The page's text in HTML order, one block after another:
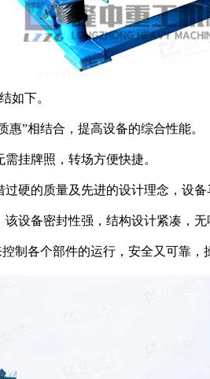
如下。
”相结合，提高设备的综合性能。
挂牌照，转场方便快捷。
硬的质量及先进的设计理念，设
设备密封性强，结构设计紧凑，
制各个部件的运行，安全又可靠，